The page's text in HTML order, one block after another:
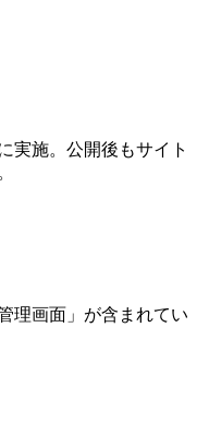
実施。公開後もサイト
理画面」が含まれてい